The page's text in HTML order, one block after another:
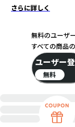
さらに詳しく
この
無料のユーザ
すべての商品
ユーザー
無料